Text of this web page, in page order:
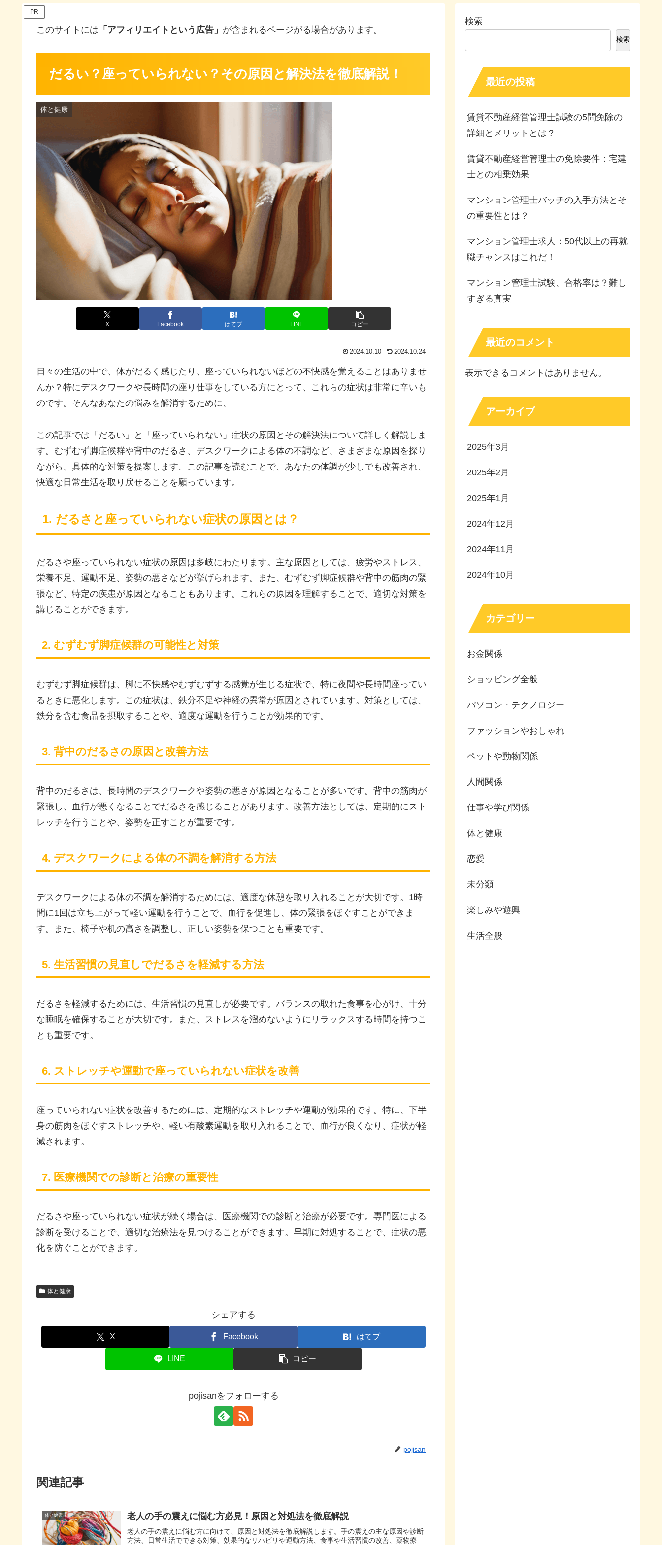
PR
このサイトには 「アフィリエイトという広告」 が含まれるページがる場合があります。
だるい？座っていられない？その原因と解決法を徹底解説！
体と健康
X Facebook はてブ LINE コピー
2024.10.10 2024.10.24
日々の生活の中で、体がだるく感じたり、座っていられないほどの不快感を覚えることはありませ
んか？特にデスクワークや長時間の座り仕事をしている方にとって、これらの症状は非常に辛いも
のです。そんなあなたの悩みを解消するために、
この記事では「だるい」と「座っていられない」症状の原因とその解決法について詳しく解説しま
す。むずむず脚症候群や背中のだるさ、デスクワークによる体の不調など、さまざまな原因を探り
ながら、具体的な対策を提案します。この記事を読むことで、あなたの体調が少しでも改善され、
快適な日常生活を取り戻せることを願っています。
1. だるさと座っていられない症状の原因とは？
だるさや座っていられない症状の原因は多岐にわたります。主な原因としては、疲労やストレス、
栄養不足、運動不足、姿勢の悪さなどが挙げられます。また、むずむず脚症候群や背中の筋肉の緊
張など、特定の疾患が原因となることもあります。これらの原因を理解することで、適切な対策を
講じることができます。
2. むずむず脚症候群の可能性と対策
むずむず脚症候群は、脚に不快感やむずむずする感覚が生じる症状で、特に夜間や長時間座ってい
るときに悪化します。この症状は、鉄分不足や神経の異常が原因とされています。対策としては、
鉄分を含む食品を摂取することや、適度な運動を行うことが効果的です。
3. 背中のだるさの原因と改善方法
背中のだるさは、長時間のデスクワークや姿勢の悪さが原因となることが多いです。背中の筋肉が
緊張し、血行が悪くなることでだるさを感じることがあります。改善方法としては、定期的にスト
レッチを行うことや、姿勢を正すことが重要です。
4. デスクワークによる体の不調を解消する方法
デスクワークによる体の不調を解消するためには、適度な休憩を取り入れることが大切です。1時
間に1回は立ち上がって軽い運動を行うことで、血行を促進し、体の緊張をほぐすことができま
す。また、椅子や机の高さを調整し、正しい姿勢を保つことも重要です。
5. 生活習慣の見直しでだるさを軽減する方法
だるさを軽減するためには、生活習慣の見直しが必要です。バランスの取れた食事を心がけ、十分
な睡眠を確保することが大切です。また、ストレスを溜めないようにリラックスする時間を持つこ
とも重要です。
6. ストレッチや運動で座っていられない症状を改善
座っていられない症状を改善するためには、定期的なストレッチや運動が効果的です。特に、下半
身の筋肉をほぐすストレッチや、軽い有酸素運動を取り入れることで、血行が良くなり、症状が軽
減されます。
7. 医療機関での診断と治療の重要性
だるさや座っていられない症状が続く場合は、医療機関での診断と治療が必要です。専門医による
診断を受けることで、適切な治療法を見つけることができます。早期に対処することで、症状の悪
化を防ぐことができます。
体と健康
シェアする
X Facebook はてブ
LINE コピー
pojisanをフォローする
pojisan
関連記事
体と健康 老人の手の震えに悩む方必見！原因と対処法を徹底解説
老人の手の震えに悩む方に向けて、原因と対処法を徹底解説します。手の震えの主な原因や診断
方法、日常生活でできる対策、効果的なリハビリや運動方法、食事や生活習慣の改善、薬物療
検索
検索
最近の投稿
賃貸不動産経営管理士試験の5問免除の
詳細とメリットとは？
賃貸不動産経営管理士の免除要件：宅建
士との相乗効果
マンション管理士バッチの入手方法とそ
の重要性とは？
マンション管理士求人：50代以上の再就
職チャンスはこれだ！
マンション管理士試験、合格率は？難し
すぎる真実
最近のコメント
表示できるコメントはありません。
アーカイブ
2025年3月
2025年2月
2025年1月
2024年12月
2024年11月
2024年10月
カテゴリー
お金関係
ショッピング全般
パソコン・テクノロジー
ファッションやおしゃれ
ペットや動物関係
人間関係
仕事や学び関係
体と健康
恋愛
未分類
楽しみや遊興
生活全般